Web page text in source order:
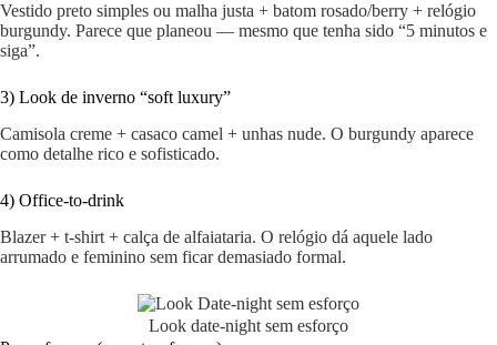
Vestido preto simples ou malha justa + batom rosado/berry + relógio
burgundy. Parece que planeou — mesmo que tenha sido “5 minutos e
siga”.
3) Look de inverno “soft luxury”
Camisola creme + casaco camel + unhas nude. O burgundy aparece
como detalhe rico e sofisticado.
4) Office-to-drink
Blazer + t-shirt + calça de alfaiataria. O relógio dá aquele lado
arrumado e feminino sem ficar demasiado formal.
Look date-night sem esforço